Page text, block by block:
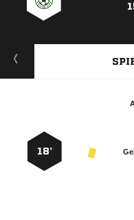
18’